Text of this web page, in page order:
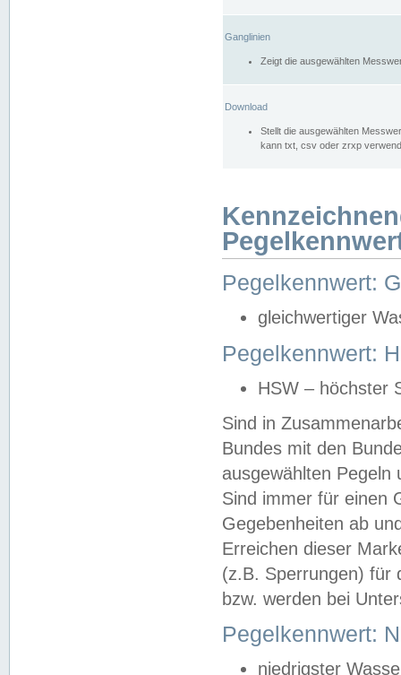
Ganglinien
Zeigt die ausgewählten
Download
Stellt die ausgewählten
kann txt, csv oder zrxp
Pegelkennwert:
gleichwertiger
Pegelkennwert:
HSW – höchster
Sind in
Bundes mit den
ausgewählten
Sind immer für einen
Gegebenheiten ab
Erreichen dieser
(z.B. Sperrungen) für
bzw. werden bei
Pegelkennwert:
niedrigster